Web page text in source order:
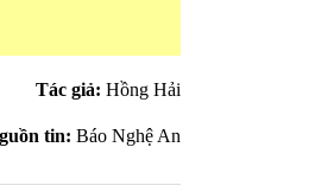
Tác giả: Hồng Hải
tin: Báo Nghệ An